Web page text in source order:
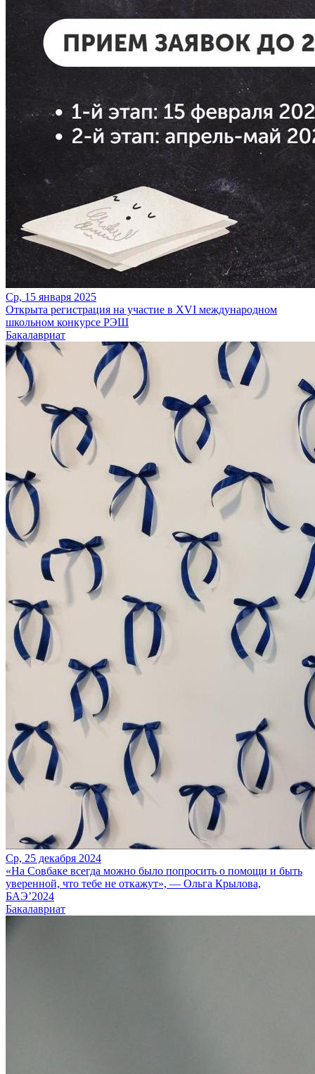
Ср, 15 января 2025
Открыта регистрация на участие в XVI международном
школьном конкурсе РЭШ
Бакалавриат
Ср, 25 декабря 2024
«На Совбаке всегда можно было попросить о помощи и быть
уверенной, что тебе не откажут», — Ольга Крылова,
БАЭ’2024
Бакалавриат